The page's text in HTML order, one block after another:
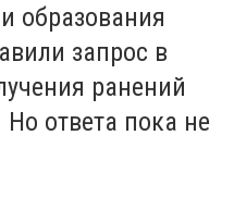
образования
запрос в
ранений
ответа пока не